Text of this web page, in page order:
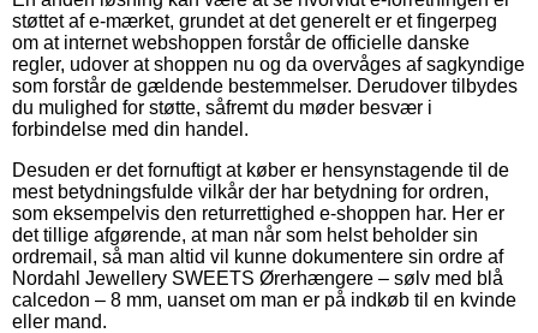
støttet af e-mærket, grundet at det generelt er et fingerpeg
om at internet webshoppen forstår de officielle danske
regler, udover at shoppen nu og da overvåges af sagkyndige
som forstår de gældende bestemmelser. Derudover tilbydes
du mulighed for støtte, såfremt du møder besvær i
forbindelse med din handel.
Desuden er det fornuftigt at køber er hensynstagende til de
mest betydningsfulde vilkår der har betydning for ordren,
som eksempelvis den returrettighed e-shoppen har. Her er
det tillige afgørende, at man når som helst beholder sin
ordremail, så man altid vil kunne dokumentere sin ordre af
Nordahl Jewellery SWEETS Ørerhængere – sølv med blå
calcedon – 8 mm, uanset om man er på indkøb til en kvinde
eller mand.